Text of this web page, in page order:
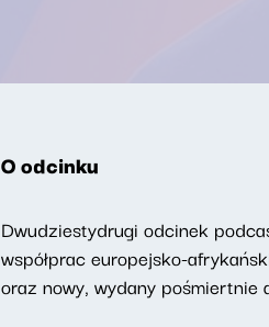
O odcinku
Dwudziestydrugi odcinek
współprac europejsko-
oraz nowy, wydany pośmiertnie